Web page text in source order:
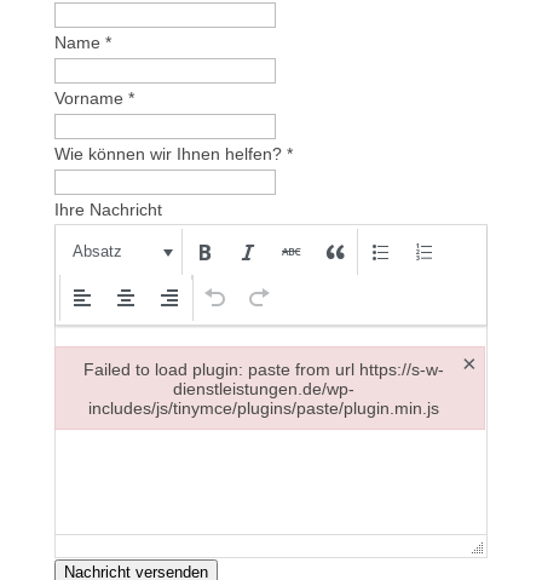
Name *
Vorname *
Wie können wir Ihnen helfen? *
Ihre Nachricht
Absatz
Nachricht versenden
Failed to load plugin: paste from url https://s-w-
dienstleistungen.de/wp-
includes/js/tinymce/plugins/paste/plugin.min.js
×
Failed to load plugin: paste from url https://s-w-